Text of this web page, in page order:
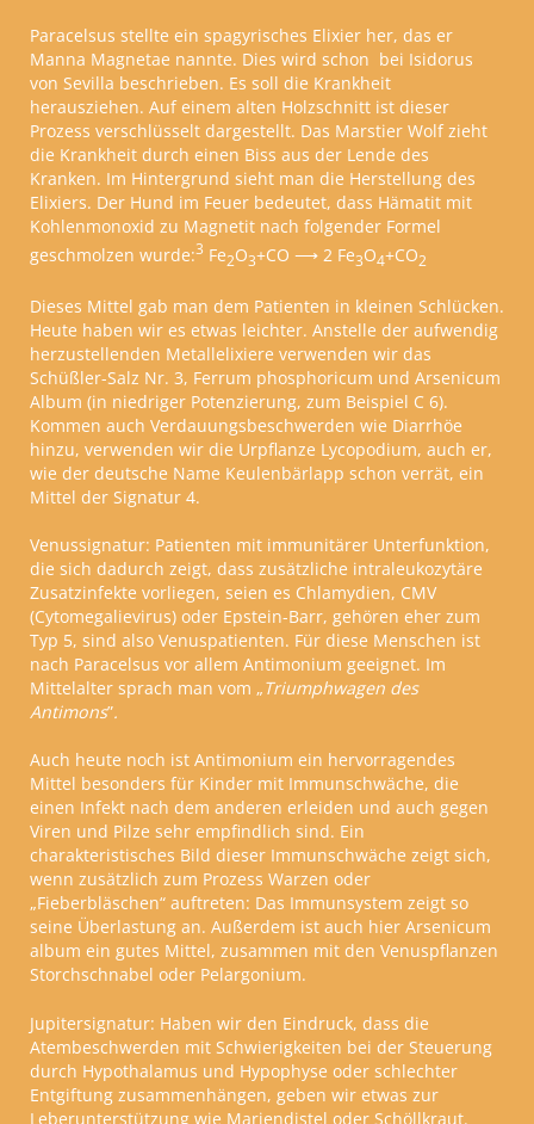
Paracelsus stellte ein spagyrisches Elixier her, das er
Manna Magnetae nannte. Dies wird schon bei Isidorus
von Sevilla beschrieben. Es soll die Krankheit
herausziehen. Auf einem alten Holzschnitt ist dieser
Prozess verschlüsselt dargestellt. Das Marstier Wolf zieht
die Krankheit durch einen Biss aus der Lende des
Kranken. Im Hintergrund sieht man die Herstellung des
Elixiers. Der Hund im Feuer bedeutet, dass Hämatit mit
Kohlenmonoxid zu Magnetit nach folgender Formel
geschmolzen wurde:3 Fe2O3+CO ⟶ 2 Fe3O4+CO2
Dieses Mittel gab man dem Patienten in kleinen Schlücken.
Heute haben wir es etwas leichter. Anstelle der aufwendig
herzustellenden Metallelixiere verwenden wir das
Schüßler-Salz Nr. 3, Ferrum phosphoricum und Arsenicum
Album (in niedriger Potenzierung, zum Beispiel C 6).
Kommen auch Verdauungsbeschwerden wie Diarrhöe
hinzu, verwenden wir die Urpflanze Lycopodium, auch er,
wie der deutsche Name Keulenbärlapp schon verrät, ein
Mittel der Signatur 4.
Venussignatur: Patienten mit immunitärer Unterfunktion,
die sich dadurch zeigt, dass zusätzliche intraleukozytäre
Zusatzinfekte vorliegen, seien es Chlamydien, CMV
(Cytomegalievirus) oder Epstein-Barr, gehören eher zum
Typ 5, sind also Venuspatienten. Für diese Menschen ist
nach Paracelsus vor allem Antimonium geeignet. Im
Mittelalter sprach man vom „Triumphwagen des
Antimons”.
Auch heute noch ist Antimonium ein hervorragendes
Mittel besonders für Kinder mit Immunschwäche, die
einen Infekt nach dem anderen erleiden und auch gegen
Viren und Pilze sehr empfindlich sind. Ein
charakteristisches Bild dieser Immunschwäche zeigt sich,
wenn zusätzlich zum Prozess Warzen oder
„Fieberbläschen“ auftreten: Das Immunsystem zeigt so
seine Überlastung an. Außerdem ist auch hier Arsenicum
album ein gutes Mittel, zusammen mit den Venuspflanzen
Storchschnabel oder Pelargonium.
Jupitersignatur: Haben wir den Eindruck, dass die
Atembeschwerden mit Schwierigkeiten bei der Steuerung
durch Hypothalamus und Hypophyse oder schlechter
Entgiftung zusammenhängen, geben wir etwas zur
Leberunterstützung wie Mariendistel oder Schöllkraut.